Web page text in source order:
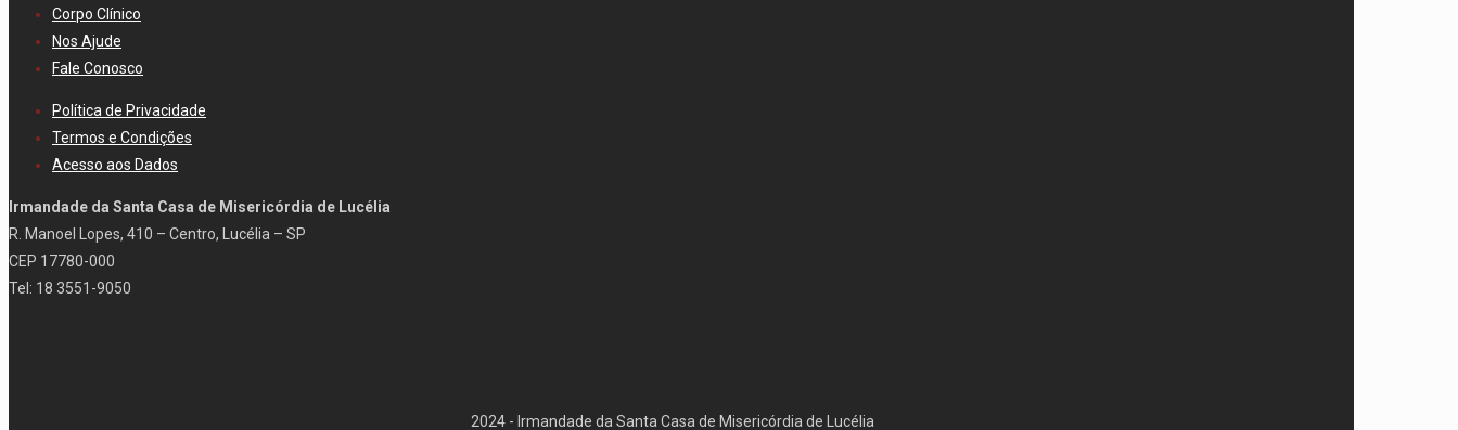
Corpo Clínico
Nos Ajude
Fale Conosco
Política de Privacidade
Termos e Condições
Acesso aos Dados
Irmandade da Santa Casa de Misericórdia de Lucélia
R. Manoel Lopes, 410 – Centro, Lucélia – SP
CEP 17780-000
Tel: 18 3551-9050
2024 - Irmandade da Santa Casa de Misericórdia de Lucélia